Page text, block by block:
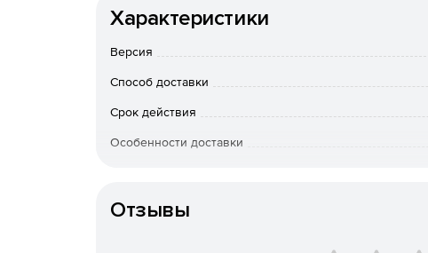
сессий. RecordTS обеспечивает надежную защиту
осуществляет резервное копирование системного
Основные возможности:
Мониторинг управления сервером.
Поддержка терминального сервера, Citrix, VMware,
Характеристики
Версия
Способ доставки
Срок действия
Особенности доставки
Отзывы